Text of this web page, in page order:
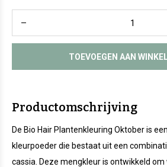
TOEVOEGEN AAN
Productomschrijving
De Bio Hair Plantenkleuring Oktober is
kleurpoeder die bestaat uit een
cassia. Deze mengkleur is ontwikkeld